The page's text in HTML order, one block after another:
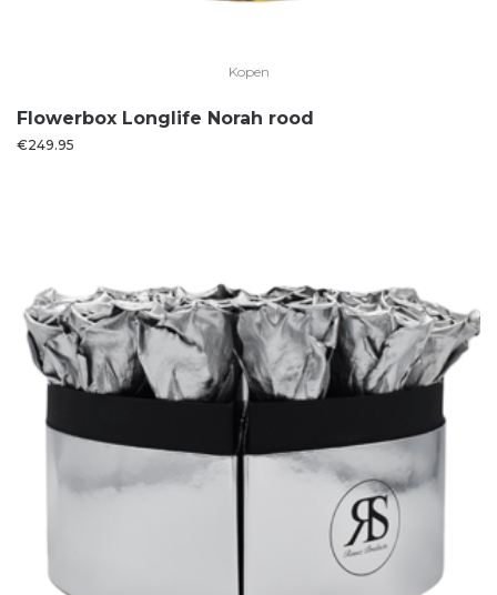
Kopen
Flowerbox Longlife Norah rood
€249.95